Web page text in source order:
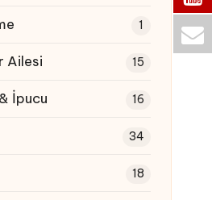
1
Ailesi 15
İpucu 16
34
18